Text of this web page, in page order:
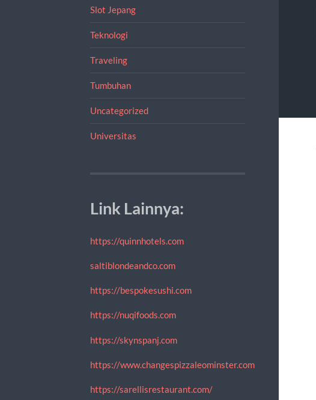
Slot Jepang
Teknologi
Traveling
Tumbuhan
Uncategorized
Universitas
Link Lainnya:
https://quinnhotels.com
saltiblondeandco.com
https://bespokesushi.com
https://nuqifoods.com
https://skynspanj.com
https://www.changespizzaleominster.com
https://sarellisrestaurant.com/